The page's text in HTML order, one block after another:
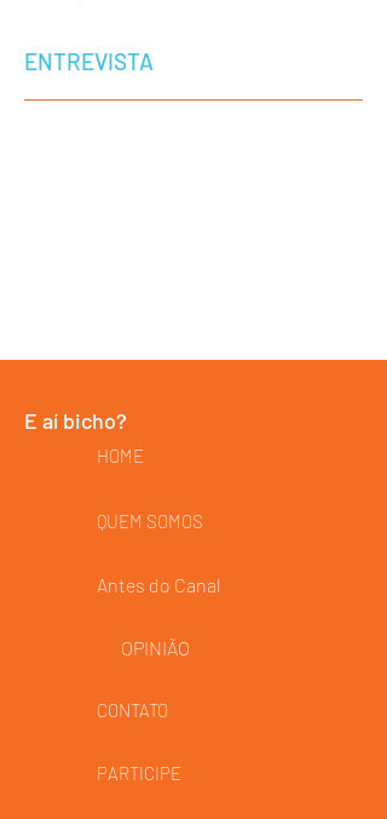
ENTREVISTA
E aí bicho?
HOME
QUEM SOMOS
Antes do Canal
OPINIÃO
CONTATO
PARTICIPE